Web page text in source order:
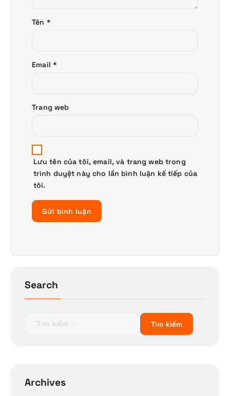
Tên *
Email *
Trang web
Lưu tên của tôi, email, và trang web trong
trình duyệt này cho lần bình luận kế tiếp của
tôi.
Search
ế
m
Archives